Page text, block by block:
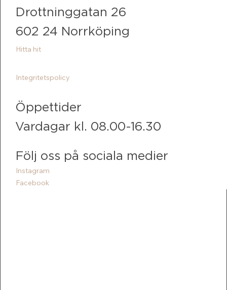
Drottninggatan 26
602 24 Norrköping
Hitta hit
Integritetspolicy
Öppettider
Vardagar kl. 08.00-16.30
Följ oss på sociala medier
Instagram
Facebook